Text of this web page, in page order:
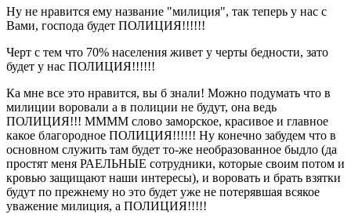
Ну не нравится ему название "милиция", так теперь у нас с
Вами, господа будет ПОЛИЦИЯ!!!!!!
Черт с тем что 70% населения живет у черты бедности, зато
будет у нас ПОЛИЦИЯ!!!!!!
Ка мне все это нравится, вы б знали! Можно подумать что в
милиции воровали а в полиции не будут, она ведь
ПОЛИЦИЯ!!! ММММ слово заморское, красивое и главное
какое благородное ПОЛИЦИЯ!!!!!! Ну конечно забудем что в
основном служить там будет то-же необразованное быдло (да
простят меня РАЕЛЬНЫЕ сотрудники, которые своим потом и
кровью защищают наши интересы), и воровать и брать взятки
будут по прежнему но это будет уже не потерявшая всякое
уважение милиция, а ПОЛИЦИЯ!!!!!